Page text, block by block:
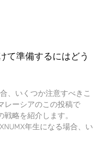
て準備するにはどう
、いくつか注意すべきこ
レーシアのこの投稿で
略を紹介します。
年生になる場合、い